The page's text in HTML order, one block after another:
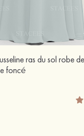
ras du sol robe
foncé